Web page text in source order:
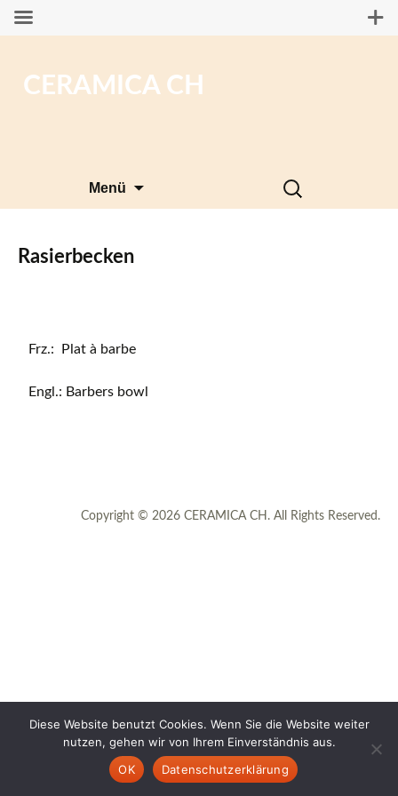
CERAMICA CH
Menü
Suchen
nach:
Rasierbecken
Frz.: Plat à barbe
Engl.: Barbers bowl
Copyright © 2026 CERAMICA CH. All Rights Reserved.
Diese Website benutzt Cookies. Wenn Sie die Website weiter
nutzen, gehen wir von Ihrem Einverständnis aus.
OK
Datenschutzerklärung